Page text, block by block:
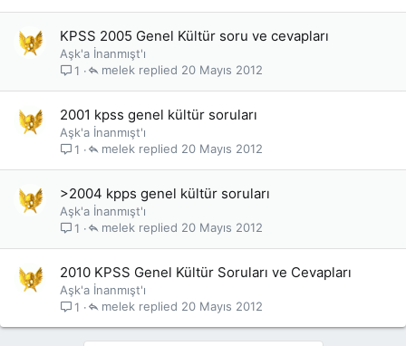
KPSS 2005 Genel Kültür soru ve cevapları
Aşk'a İnanmışt'ı
1
20 Mayıs 2012
melek
2001 kpss genel kültür soruları
Aşk'a İnanmışt'ı
1
20 Mayıs 2012
melek
>2004 kpps genel kültür soruları
Aşk'a İnanmışt'ı
1
20 Mayıs 2012
melek
2010 KPSS Genel Kültür Soruları ve Cevapları
Aşk'a İnanmışt'ı
1
20 Mayıs 2012
melek